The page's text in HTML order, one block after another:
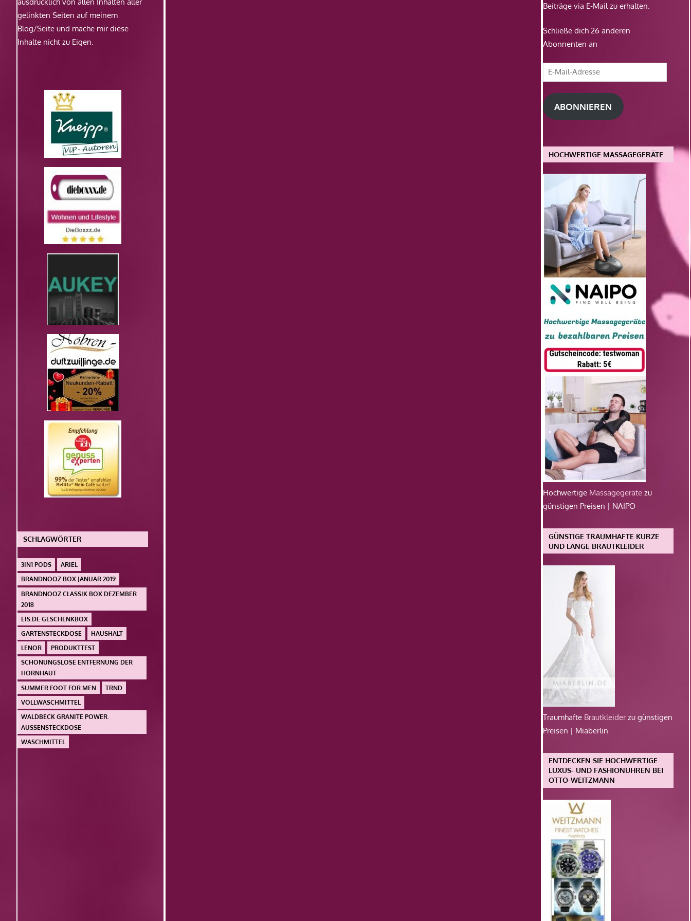
gelinkten Seiten auf meinem
Blog/Seite und mache mir diese
Inhalte nicht zu Eigen.
SCHLAGWÖRTER
3IN1 PODS
ARIEL
BRANDNOOZ BOX JANUAR 2019
BRANDNOOZ CLASSIK BOX DEZEMBER
2018
EIS.DE GESCHENKBOX
GARTENSTECKDOSE
HAUSHALT
LENOR
PRODUKTTEST
SCHONUNGSLOSE ENTFERNUNG DER
HORNHAUT
SUMMER FOOT FOR MEN
TRND
VOLLWASCHMITTEL
WALDBECK GRANITE POWER.
AUSSENSTECKDOSE
WASCHMITTEL
Beiträge via E-Mail zu erhalten.
Schließe dich 26 anderen
Abonnenten an
E-
Mail-
Adresse
ABONNIEREN
HOCHWERTIGE MASSAGEGERÄTE
Hochwertige Massagegeräte zu
günstigen Preisen | NAIPO
GÜNSTIGE TRAUMHAFTE KURZE
UND LANGE BRAUTKLEIDER
Traumhafte Brautkleiderzu günstigen
Preisen | Miaberlin
ENTDECKEN SIE HOCHWERTIGE
LUXUS- UND FASHIONUHREN BEI
OTTO-WEITZMANN